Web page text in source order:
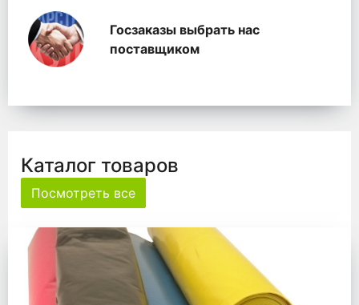
Госзаказы выбрать нас
поставщиком
Каталог товаров
Посмотреть все